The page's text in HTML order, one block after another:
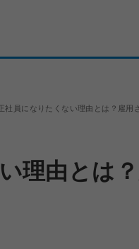
社員になりたくない理由とは？雇用
理由とは